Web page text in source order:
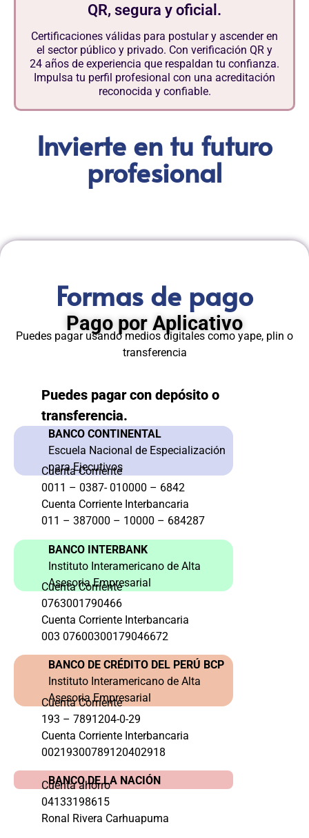
QR, segura y oficial.
Certificaciones válidas para postular y ascender en
el sector público y privado. Con verificación QR y
24 años de experiencia que respaldan tu confianza.
Impulsa tu perfil profesional con una acreditación
reconocida y confiable.
Invierte en tu futuro
profesional
Formas de pago
Pago por Aplicativo
Puedes pagar usando medios digitales como yape, plin o
transferencia
Puedes pagar con depósito o
transferencia.
BANCO CONTINENTAL
Escuela Nacional de Especialización
para Ejecutivos
Cuenta Corriente
0011 – 0387- 010000 – 6842
Cuenta Corriente Interbancaria
011 – 387000 – 10000 – 684287
BANCO INTERBANK
Instituto Interamericano de Alta
Asesoria Empresarial
Cuenta Corriente
0763001790466
Cuenta Corriente Interbancaria
003 07600300179046672
BANCO DE CRÉDITO DEL PERÚ BCP
Instituto Interamericano de Alta
Asesoria Empresarial
Cuenta Corriente
193 – 7891204-0-29
Cuenta Corriente Interbancaria
00219300789120402918
BANCO DE LA NACIÓN
Cuenta ahorro
04133198615
Ronal Rivera Carhuapuma